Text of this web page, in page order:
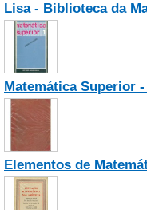
Lisa - Biblioteca da
Matemática Superior -
Elementos de